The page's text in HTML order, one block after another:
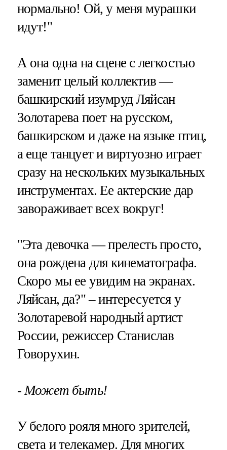
нормально! Ой, у меня мурашки
идут!"
А она одна на сцене с легкостью
заменит целый коллектив —
башкирский изумруд Ляйсан
Золотарева поет на русском,
башкирском и даже на языке птиц,
а еще танцует и виртуозно играет
сразу на нескольких музыкальных
инструментах. Ее актерские дар
завораживает всех вокруг!
"Эта девочка — прелесть просто,
она рождена для кинематографа.
Скоро мы ее увидим на экранах.
Ляйсан, да?" – интересуется у
Золотаревой народный артист
России, режиссер Станислав
Говорухин.
- Может быть!
У белого рояля много зрителей,
света и телекамер. Для многих